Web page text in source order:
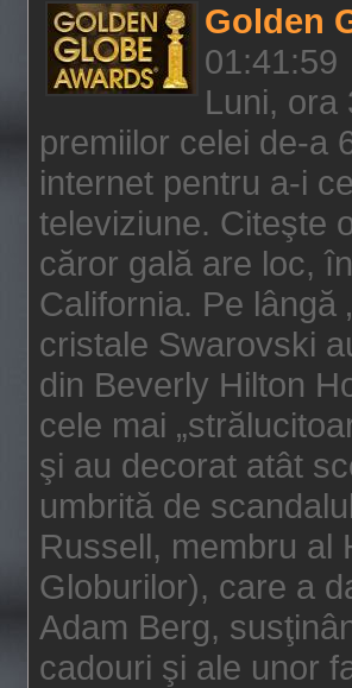
Golden
01:41:59
Luni, ora
premiilor celei de-a
internet pentru a-i
televiziune. Citeşte
căror gală are loc,
California. Pe lângă
cristale Swarovski
din Beverly Hilton
cele mai
şi au decorat atât
umbrită de
Russell, membru al
Globurilor), care a
Adam Berg,
cadouri şi ale unor